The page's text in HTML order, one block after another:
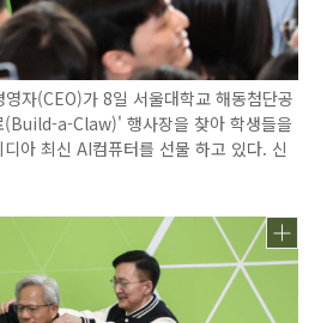
자(CEO)가 8일 서울대학교 해동첨단공
(Build-a-Claw)' 행사장을 찾아 학생들을
아 최신 AI컴퓨터를 선물 하고 있다. 신